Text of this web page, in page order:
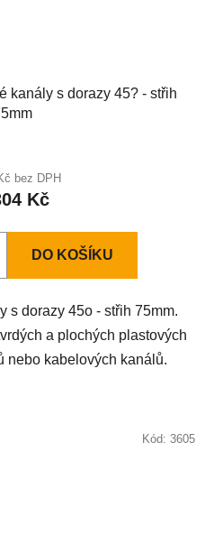
kanály s dorazy 45? - střih
bez DPH
Kč
DO KOŠÍKU
s dorazy 45o - střih 75mm.
a plochých plastových
nebo kabelových kanálů.
Kód: 3605